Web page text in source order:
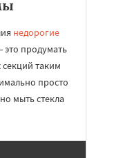
недорогие
продумать
таким
просто
мыть стекла